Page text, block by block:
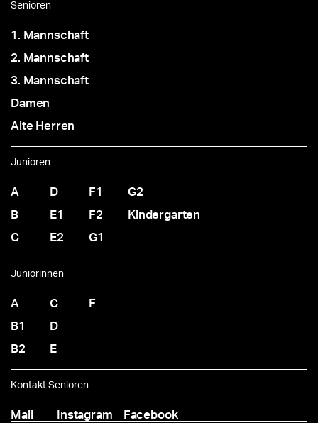
Senioren
1. Mannschaft
2. Mannschaft
3. Mannschaft
Damen
Alte Herren
Junioren
A
B
C
D
E1
E2
F1
F2
G1
G2
Kindergarten
Juniorinnen
A
B1
B2
C
D
E
F
Kontakt Senioren
Mail Instagram Facebook